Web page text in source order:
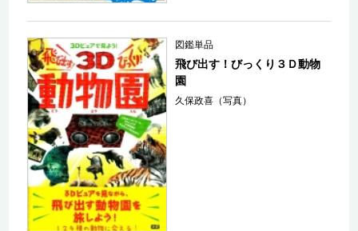
図鑑単品
飛び出す！びっくり３Ｄ動物
園
久保政喜（写真）